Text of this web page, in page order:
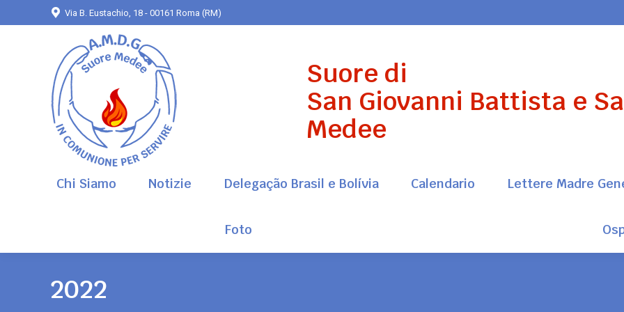
Via B. Eustachio, 18 - 00161 Roma (RM)
Suore di
San Giovanni Battista e
Medee
Chi Siamo Notizie Delegação Brasil e Bolívia Calendario Lettere Madre
Foto
2022
Chi Siamo Notizie Delegação Brasil e Bolívia Calendario Lettere Madre